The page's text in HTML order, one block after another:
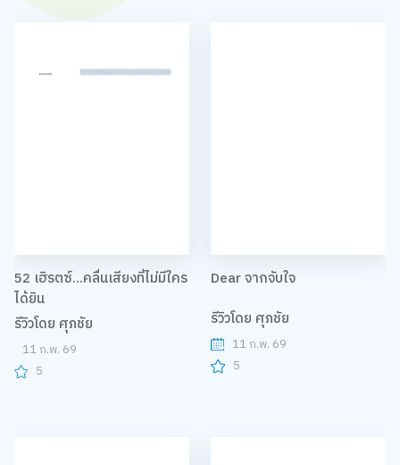
52 เฮิรตซ์...คลื่นเสียงที่ไม่มีใคร
ได้ยิน
รีวิวโดย ศุภชัย
11 ก.พ. 69
5
Dear จากจับใจ
รีวิวโดย ศุภชัย
11 ก.พ. 69
5